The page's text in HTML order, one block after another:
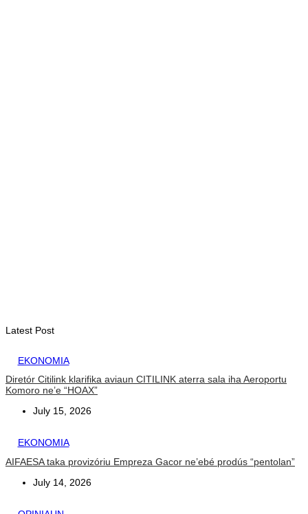
Latest Post
EKONOMIA
Diretór Citilink klarifika aviaun CITILINK aterra sala iha Aeroportu
Komoro ne’e “HOAX”
July 15, 2026
EKONOMIA
AIFAESA taka provizóriu Empreza Gacor ne’ebé prodús “pentolan”
July 14, 2026